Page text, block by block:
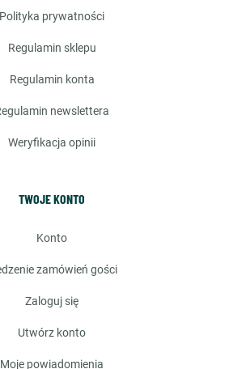
polityka prywatności
regulamin sklepu
regulamin konta
regulamin newslettera
weryfikacja opinii
TWOJE KONTO
konto
zamówień gości
zaloguj się
utwórz konto
moje powiadomienia